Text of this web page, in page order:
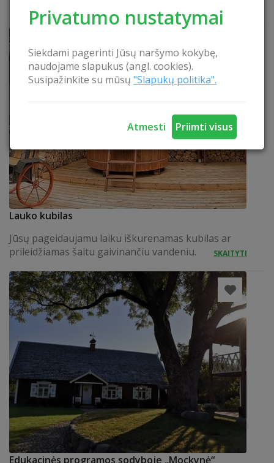
Privatumo nustatymai
Siekdami pagerinti Jūsų naršymo kokybę,
naudojame slapukus (angl. cookies).
Susipažinkite su mūsų "Slapukų politika".
Atmesti Priimti visus
nuostabias akimirkas Bebrusų ežere!
SKAITYTI
Lauko kubilas
Jūsų pageidaujamu laiku iškurenamas kubilas ar
prileidžiamas šaltu gaivinančiu vandeniu.
SKAITYTI
Edukacinės programos sodyboje „Mockynė“